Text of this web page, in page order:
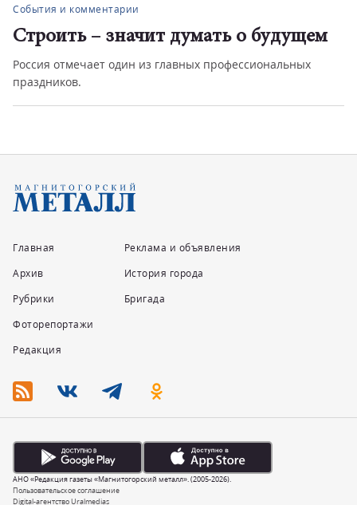
События и комментарии
Строить – значит думать о будущем
Россия отмечает один из главных профессиональных
праздников.
Главная
Архив
Рубрики
Фоторепортажи
Редакция
Реклама и объявления
История города
Бригада
Пользовательское соглашение
Digital-агентство Uralmedias
АНО «Редакция газеты «Магнитогорский металл». (2005-2026).